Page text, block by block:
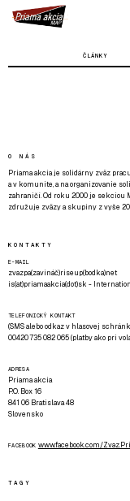
ČLÁNKY
O NÁS
Priama akcia je solidárny zväz
a v komunite, a na organizovanie
zahraničí. Od roku 2000 je sekciou
združuje zväzy a skupiny z vyše
KONTAKTY
E-MAIL
zvazpa(zavináč)riseup(bodka)net
is(at)priamaakcia(dot)sk -
TELEFONICKÝ KONTAKT
(SMS alebo odkaz v hlasovej
00420 735 082 065 (platby ako pri
ADRESA
Priama akcia
P.O. Box 16
841 06 Bratislava 48
Slovensko
FACEBOOK www.facebook.com/
TAGY